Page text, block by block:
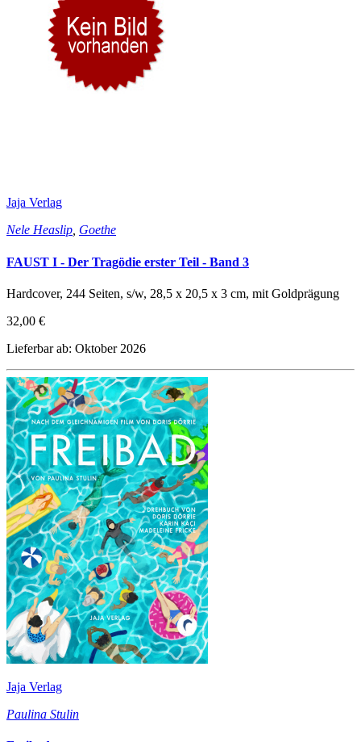
Jaja Verlag
Nele Heaslip, Goethe
FAUST I - Der Tragödie erster Teil - Band 3
Hardcover, 244 Seiten, s/w, 28,5 x 20,5 x 3 cm, mit Goldprägung
32,00 €
Lieferbar ab: Oktober 2026
Jaja Verlag
Paulina Stulin